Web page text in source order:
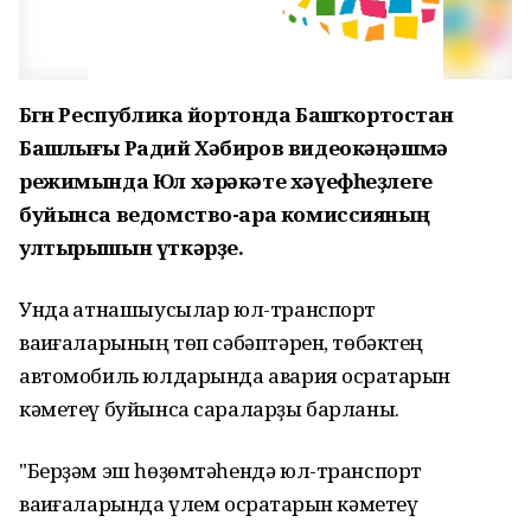
Бөгөн Республика йортонда Башҡортостан
Башлығы Радий Хәбиров видеокәңәшмә
режимында Юл хәрәкәте хәүефһеҙлеге
буйынса ведомство-ара комиссияның
ултырышын үткәрҙе.
Унда ҡатнашыусылар юл-транспорт
ваҡиғаларының төп сәбәптәрен, төбәктең
автомобиль юлдарында авария осраҡтарын
кәметеү буйынса сараларҙы барланы.
"Берҙәм эш һөҙөмтәһендә юл-транспорт
ваҡиғаларында үлем осраҡтарын кәметеү